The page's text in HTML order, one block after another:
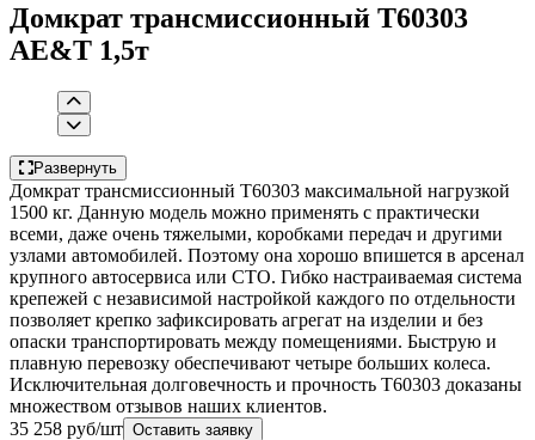
Домкрат трансмиссионный T60303
AE&T 1,5т
Развернуть
Домкрат трансмиссионный T60303 максимальной нагрузкой
1500 кг. Данную модель можно применять с практически
всеми, даже очень тяжелыми, коробками передач и другими
узлами автомобилей. Поэтому она хорошо впишется в арсенал
крупного автосервиса или СТО. Гибко настраиваемая система
крепежей с независимой настройкой каждого по отдельности
позволяет крепко зафиксировать агрегат на изделии и без
опаски транспортировать между помещениями. Быструю и
плавную перевозку обеспечивают четыре больших колеса.
Исключительная долговечность и прочность T60303 доказаны
множеством отзывов наших клиентов.
35 258 руб/шт Оставить заявку